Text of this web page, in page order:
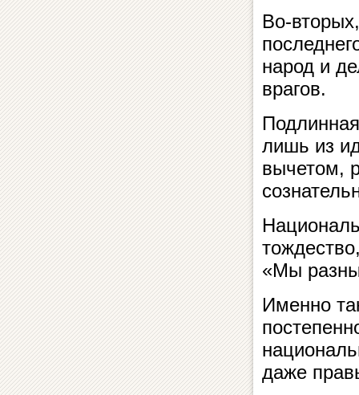
Во-
народ и
врагов.
лишь из
вычетом,
«Мы
Именно
даже